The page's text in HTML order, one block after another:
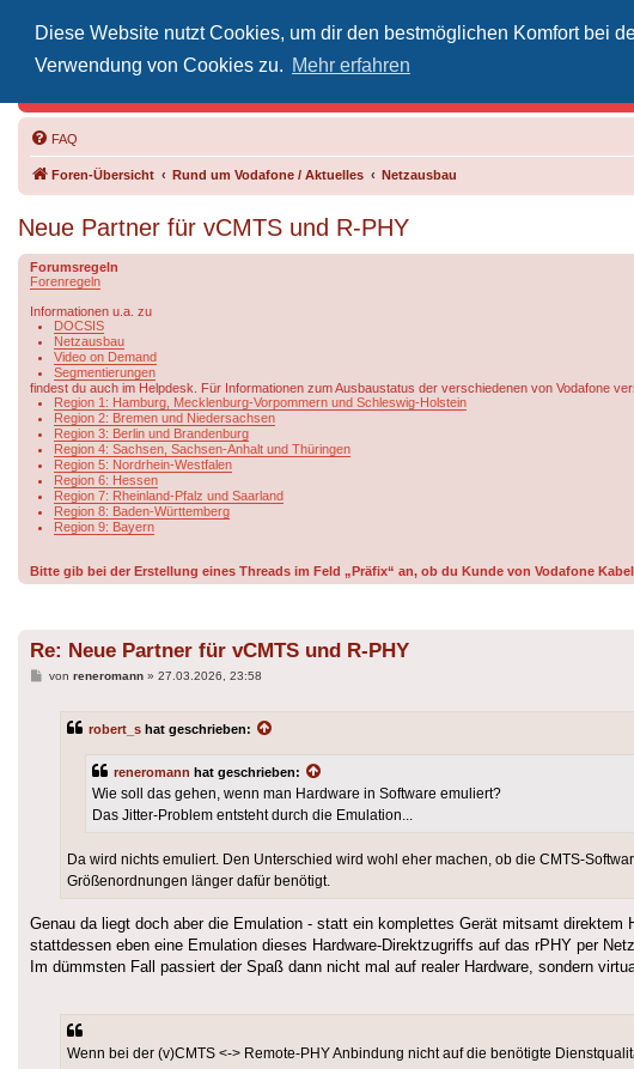
Diese Website nutzt Cookies, um dir den bestmöglichen Komfort bei
Verwendung von Cookies zu. Mehr erfahren
FAQ
Foren-Übersicht Rund um Vodafone / Aktuelles Netzausbau
Neue Partner für vCMTS und R-PHY
Forumsregeln
Forenregeln
Informationen u.a. zu
DOCSIS
Netzausbau
Video on Demand
Segmentierungen
findest du auch im Helpdesk. Für Informationen zum Ausbaustatus der verschiedenen von Vodafone
Region 1: Hamburg, Mecklenburg-Vorpommern und Schleswig-Holstein
Region 2: Bremen und Niedersachsen
Region 3: Berlin und Brandenburg
Region 4: Sachsen, Sachsen-Anhalt und Thüringen
Region 5: Nordrhein-Westfalen
Region 6: Hessen
Region 7: Rheinland-Pfalz und Saarland
Region 8: Baden-Württemberg
Region 9: Bayern
Bitte gib bei der Erstellung eines Threads im Feld „Präfix“ an, ob du Kunde von Vodafone
Re: Neue Partner für vCMTS und R-PHY
Beitrag
von reneromann» 27.03.2026, 23:58
robert_s hat geschrieben:
reneromann hat geschrieben:
Wie soll das gehen, wenn man Hardware in Software emuliert?
Das Jitter-Problem entsteht durch die Emulation...
Da wird nichts emuliert. Den Unterschied wird wohl eher machen, ob die CMTS-
Größenordnungen länger dafür benötigt.
Genau da liegt doch aber die Emulation - statt ein komplettes Gerät mitsamt
stattdessen eben eine Emulation dieses Hardware-Direktzugriffs auf das rPHY per
Im dümmsten Fall passiert der Spaß dann nicht mal auf realer Hardware, sondern
Wenn bei der (v)CMTS <-> Remote-PHY Anbindung nicht auf die benötigte